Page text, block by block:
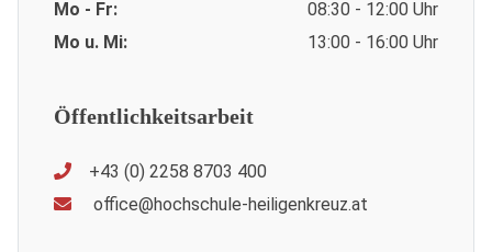
Mo - Fr:
08:30 - 12:00 Uhr
Mo u. Mi:
13:00 - 16:00 Uhr
Öffentlichkeitsarbeit
+43 (0) 2258 8703 400
office@hochschule-heiligenkreuz.at